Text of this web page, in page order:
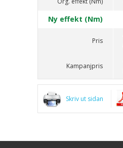
Ny effekt (Nm)
Pris
Kampanjpris
Skriv ut sidan